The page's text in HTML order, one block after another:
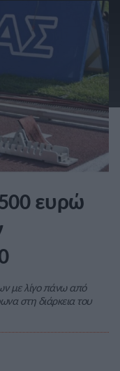
ευρώ
με λίγο πάνω από
στη διάρκεια του